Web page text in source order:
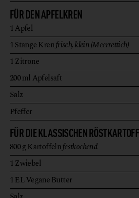
FÜR DEN APFELKREN
1 Apfel
1 StangeKrenfrisch, klein (Meerrettich)
1 Zitrone
200ml Apfelsaft
Salz
Pfeffer
FÜR DIE KLASSISCHEN
800gKartoffelnfestkochend
1 Zwiebel
1 ELVegane Butter